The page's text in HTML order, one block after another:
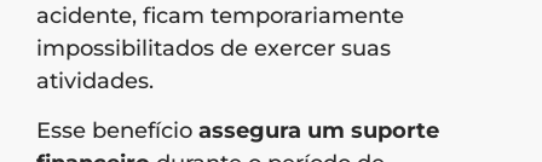
acidente, ficam temporariamente
impossibilitados de exercer suas
atividades.
Esse benefício assegura um suporte